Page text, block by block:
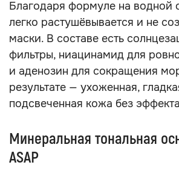
Благодаря формуле на водной
легко растушёвывается и не
маски. В составе есть
фильтры, ниацинамид для
и аденозин для сокращения
результате — ухоженная,
подсвеченная кожа без
Минеральная тональная
ASAP